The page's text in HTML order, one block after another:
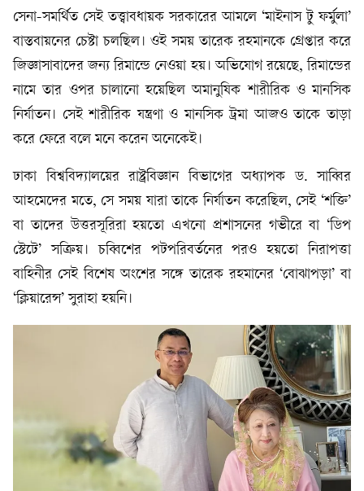
সেনা-সমর্থিত সেই তত্ত্বাবধায়ক সরকারের আমলে ‘মাইনাস টু ফর্মুলা’
বাস্তবায়নের চেষ্টা চলছিল। ওই সময় তারেক রহমানকে গ্রেপ্তার করে
জিজ্ঞাসাবাদের জন্য রিমান্ডে নেওয়া হয়। অভিযোগ রয়েছে, রিমান্ডের
নামে তার ওপর চালানো হয়েছিল অমানুষিক শারীরিক ও মানসিক
নির্যাতন। সেই শারীরিক যন্ত্রণা ও মানসিক ট্রমা আজও তাকে তাড়া
করে ফেরে বলে মনে করেন অনেকেই।
ঢাকা বিশ্ববিদ্যালয়ের রাষ্ট্রবিজ্ঞান বিভাগের অধ্যাপক ড. সাব্বির
আহমেদের মতে, সে সময় যারা তাকে নির্যাতন করেছিল, সেই ‘শক্তি’
বা তাদের উত্তরসূরিরা হয়তো এখনো প্রশাসনের গভীরে বা ‘ডিপ
স্টেটে’ সক্রিয়। চব্বিশের পটপরিবর্তনের পরও হয়তো নিরাপত্তা
বাহিনীর সেই বিশেষ অংশের সঙ্গে তারেক রহমানের ‘বোঝাপড়া’ বা
‘ক্লিয়ারেন্স’ সুরাহা হয়নি।